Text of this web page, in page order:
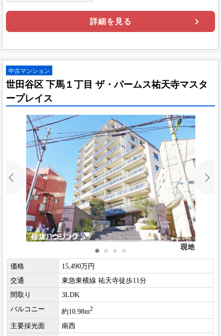
詳細を見る
中古マンション
世田谷区 下馬１丁目 ザ・パームス祐天寺マスタ
ープレイス
価格
15,490万円
交通
東急東横線 祐天寺徒歩11分
間取り
3LDK
バルコニー
約10.98m2
主要採光面
南西